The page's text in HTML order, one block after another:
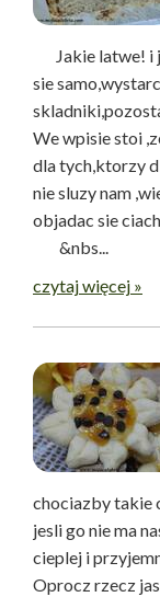
Jakie latwe! i
sie
We wpisie stoi
dla tych,ktorzy
nie sluzy nam
objadac sie
&nbs...
czytaj więcej »
chociazby takie
jesli go nie ma
cieplej i
Oprocz rzecz